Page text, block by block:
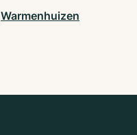
Warmenhuizen